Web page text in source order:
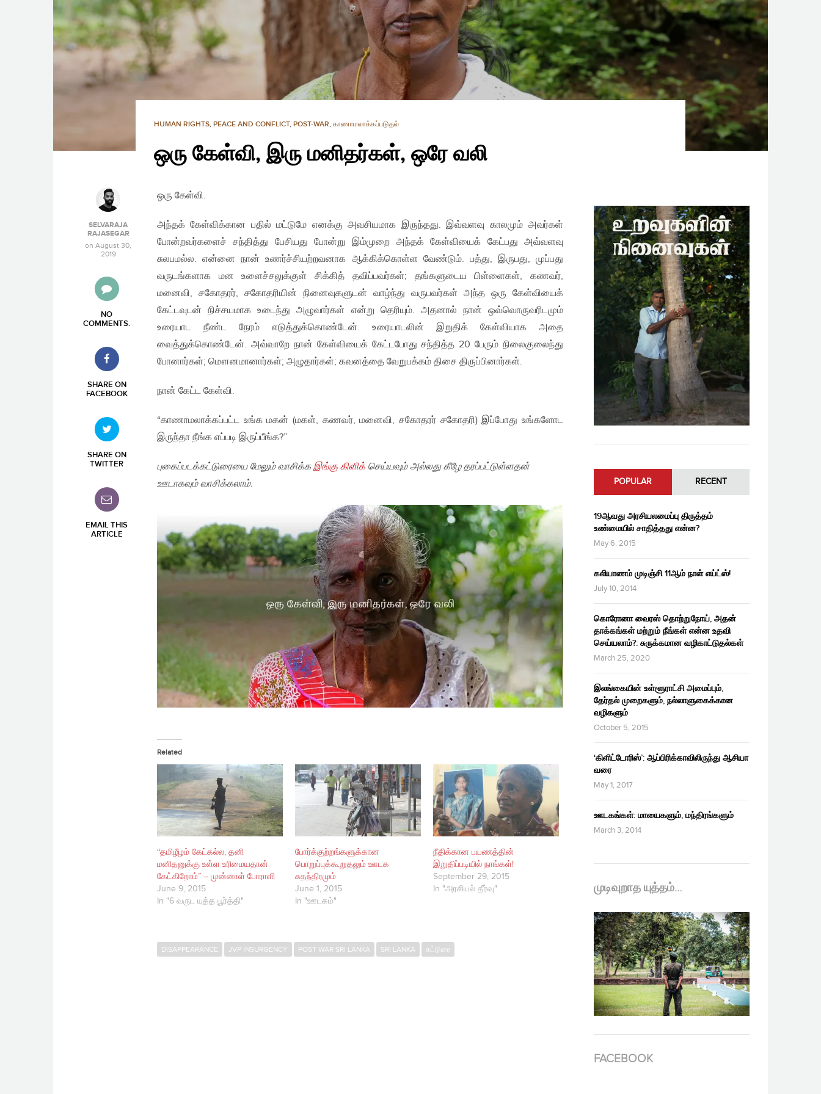
HUMAN RIGHTS, PEACE AND CONFLICT, POST-WAR, காணாமலாக்கப்படுதல்
ஒரு கேள்வி, இரு மனிதர்கள், ஒரே வலி
SELVARAJA
RAJASEGAR
on August 30,
2019
NO
COMMENTS.
SHARE ON
FACEBOOK
SHARE ON
TWITTER
EMAIL THIS
ARTICLE
ஒரு கேள்வி.
அந்தக் கேள்விக்கான பதில் மட்டுமே எனக்கு அவசியமாக இருந்தது. இவ்வளவு காலமும் அவர்கள்
போன்றவர்களைச் சந்தித்து பேசியது போன்று இம்முறை அந்தக் கேள்வியைக் கேட்பது அவ்வளவு
சுலபமல்ல. எ​ன்னை நான் உணர்ச்சியற்றவனாக ஆக்கிக்கொள்ள வேண்டும். பத்து, இருபது, முப்பது
வருடங்களாக மன உளைச்சலுக்குள் சிக்கித் தவிப்பவர்கள்; தங்களுடைய பிள்ளைகள், கணவர்,
மனைவி, சகோதரர், சகோதரியின் நினைவுகளுடன் வாழ்ந்து வருபவர்கள் அந்த ஒரு கேள்வியைக்
கேட்டவுடன் நிச்சயமாக உடைந்து அழுவார்கள் என்று தெரியும். அதனால் நான் ஒவ்வொருவரிடமும்
உரையாட நீண்ட நேரம் எடுத்துக்கொண்டேன். உரையாடலின் இறுதிக் கேள்வியாக அதை
வைத்துக்கொண்டேன். அவ்வாறே நான் கேள்வியைக் கேட்டபோது சந்தித்த 20 பேரும் நிலைகுலைந்து
போனார்கள்; மௌனமானார்கள்; அழுதார்கள்; கவனத்தை வேறுபக்கம் திசை திருப்பினார்கள்.
நான் கேட்ட கேள்வி.
“காணாமலாக்கப்பட்ட உங்க மகன் (மகள், கணவர், மனைவி, சகோதரர் சகோதரி) இப்போது உங்களோட
இருந்தா நீங்க எப்படி இருப்பீங்க?”
புகைப்படக்கட்டுரையை மேலும் வாசிக்க இங்கு கிளிக் செய்யவும் அல்லது கீழே தரப்பட்டுள்ளதன்
ஊடாகவும் வாசிக்கலாம்.
Related
“தமிழீழம் கேட்கல்ல, தனி
மனிதனுக்கு உள்ள உரிமையதான்
கேட்கிறோம்” – முன்னாள் போராளி
June 9, 2015
In "6 வருட யுத்த பூர்த்தி"
போர்க்குற்றங்களுக்கான
பொறுப்புக்கூறுதலும் ஊடக
சுதந்திரமும்
June 1, 2015
In "ஊடகம்"
நீதிக்கான பயணத்தின்
இறுதிப்படியில் நாங்கள்!
September 29, 2015
In "அரசியல் தீர்வு"
DISAPPEARANCE JVP INSURGENCY POST WAR SRI LANKA SRI LANKA கட்டுரை
POPULAR RECENT
19ஆவது அரசியலமைப்பு திருத்தம்
உண்மையில் சாதித்தது என்ன?
May 6, 2015
கலியாணம் முடிஞ்சி 11ஆம் நாள் எய்ட்ஸ்!
July 10, 2014
கொரோனா வைரஸ் தொற்றுநோய், அதன்
தாக்கங்கள் மற்றும் நீங்கள் என்ன உதவி
செய்யலாம்?: சுருக்கமான வழிகாட்டுதல்கள்
March 25, 2020
இலங்கையின் உள்ளூராட்சி அமைப்பும்,
தேர்தல் முறைகளும், நல்லாளுகைக்கான
வழிகளும்
October 5, 2015
‘கிளிட்டோரிஸ்’: ஆப்பிரிக்காவிலிருந்து ஆசியா
வரை
May 1, 2017
ஊடகங்கள்: மாயைகளும், மந்திரங்களும்
March 3, 2014
முடிவுறாத யுத்தம்…
FACEBOOK